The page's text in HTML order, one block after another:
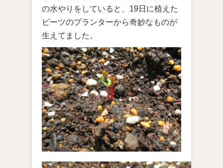
の水やりをしていると、19日に植えた
ビーツのプランターから奇妙なものが
生えてました。